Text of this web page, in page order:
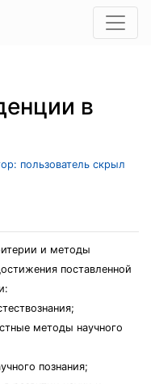
в
пользователь скрыл
и методы
поставленной
методы научного
познания;